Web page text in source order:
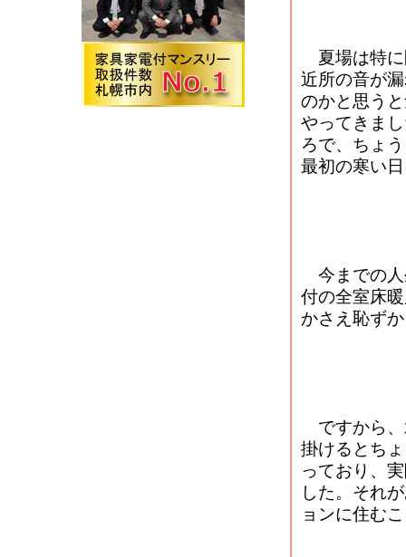
夏場は特に
近所の音が
のかと思う
やってきま
ろで、ちょ
最初の寒い
今までの人
付の全室床
かさえ恥ず
ですから、
掛けるとち
っており、
した。それ
ョンに住む